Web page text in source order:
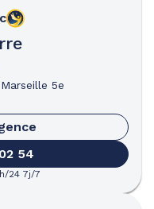
5e
54
24 7j/7